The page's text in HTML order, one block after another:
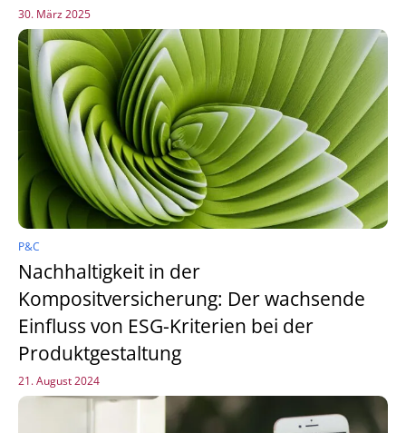
30. März 2025
P&C
Nachhaltigkeit in der
Kompositversicherung: Der wachsende
Einfluss von ESG-Kriterien bei der
Produktgestaltung
21. August 2024